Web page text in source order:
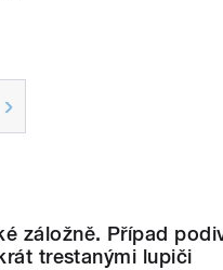
záložně. Případ
trestanými lupiči